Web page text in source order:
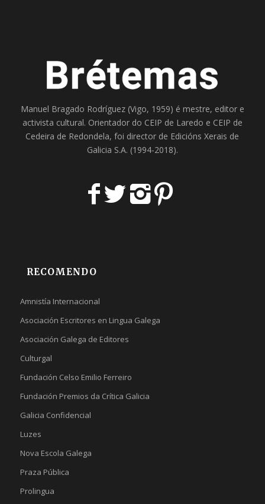
Manuel Bragado Rodríguez (Vigo, 1959) é mestre, editor e
activista cultural. Orientador do CEIP de Laredo e CEIP de
Cedeira de Redondela, foi director de Edicións Xerais de
Galicia S.A. (1994-2018).
RECOMENDO
Amnistía Internacional
Asociación Escritores en Lingua Galega
Asociación Galega de Editores
Culturgal
Fundación Celso Emilio Ferreiro
Fundación Premios da Crítica Galicia
Galicia Confidencial
Luzes
Nova Escola Galega
Praza Pública
Prolingua